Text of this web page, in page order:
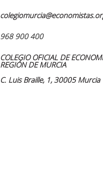
968 900 400
COLEGIO OFICIAL DE
REGIÓN DE MURCIA
C. Luis Braille, 1, 30005 Murcia